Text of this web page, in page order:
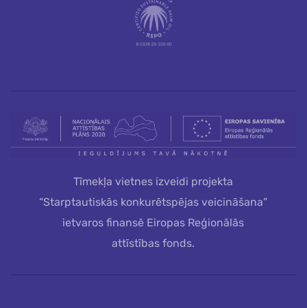
Tīmekļa vietnes izveidi projekta
“Starptautiskās konkurētspējas veicināšana”
ietvaros finansē Eiropas Reģionālās
attīstības fonds.